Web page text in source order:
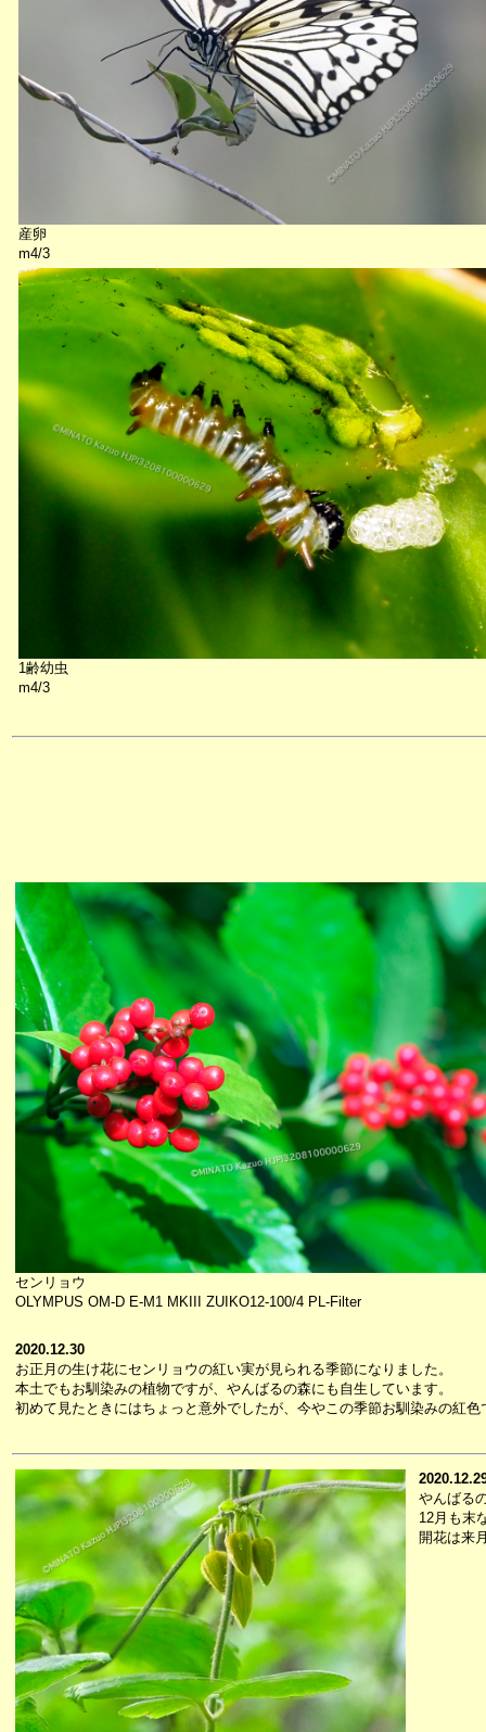
産卵
m4/3
1齢幼虫
m4/3
センリョウ
OLYMPUS OM-D E-M1 MKIII ZUIKO12-100/4 PL-Filter
2020.12.30
お正月の生け花にセンリョウの紅い実が見られる季節になりました。
本土でもお馴染みの植物ですが、やんばるの森にも自生しています。
初めて見たときにはちょっと意外でしたが、今やこの季節お馴染みの紅色
やんばる
12月も末
開花は来